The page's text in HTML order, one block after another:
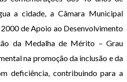
a cidade, a Câmara Municipal
de Apoio ao Desenvolvimento
da Medalha de Mérito – Grau
na promoção da inclusão e da
deficiência, contribuindo para a